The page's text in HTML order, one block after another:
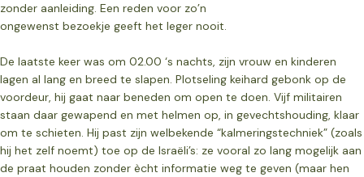
zonder aanleiding. Een reden voor zo’n
ongewenst bezoekje geeft het leger nooit.
De laatste keer was om 02.00 ‘s nachts, zijn vrouw en kinderen
lagen al lang en breed te slapen. Plotseling keihard gebonk op de
voordeur, hij gaat naar beneden om open te doen. Vijf militairen
staan daar gewapend en met helmen op, in gevechtshouding, klaar
om te schieten. Hij past zijn welbekende “kalmeringstechniek” (zoals
hij het zelf noemt) toe op de Israëli’s: ze vooral zo lang mogelijk aan
de praat houden zonder ècht informatie weg te geven (maar hen